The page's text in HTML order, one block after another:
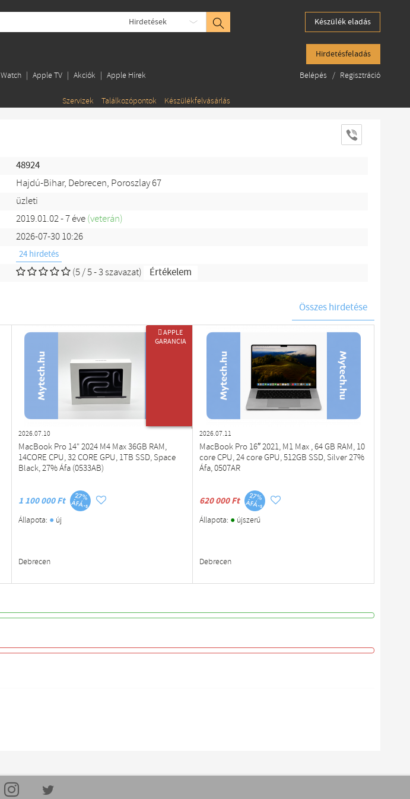
Hirdetések Készülék eladás
Hirdetésfeladás
Watch Apple TV Akciók Apple Hírek
Szervizek Találkozópontok Készülékfelvásárlás
Belépés / Regisztráció
48924
Hajdú-Bihar, Debrecen, Poroszlay 67
üzleti
2019.01.02 - 7 éve(veterán)
2026-07-30 10:26
24 hirdetés
(5 / 5 - 3 szavazat) Értékelem
Összes hirdetése
 APPLE
GARANCIA
2026.07.10
MacBook Pro 14" 2024 M4 Max 36GB RAM,
14CORE CPU, 32 CORE GPU, 1TB SSD, Space
Black, 27% Áfa (0533AB)
1 100 000 Ft
Állapota: ●új
Debrecen
2026.07.11
MacBook Pro 16″ 2021, M1 Max , 64 GB RAM, 10
core CPU, 24 core GPU, 512GB SSD, Silver 27%
Áfa, 0507AR
620 000 Ft
Állapota: ● újszerű
Debrecen